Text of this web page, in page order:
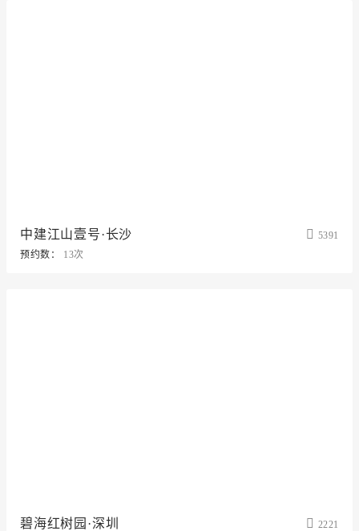
中建江山壹号·长沙
5391
预约数：
13次
碧海红树园·深圳
2221